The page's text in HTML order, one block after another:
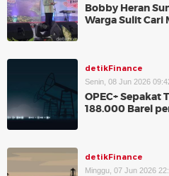
Bobby Heran
Warga Sulit Cari
detikFinance
Senin, 08 Jun 2026
OPEC+ Sepakat
188.000 Barel
detikFinance
Minggu, 07 Jun 2026